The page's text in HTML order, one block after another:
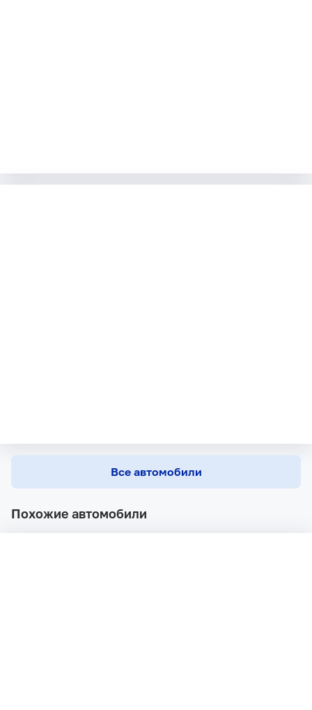
Все автомобили
Похожие автомобили